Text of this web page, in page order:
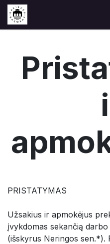
PRISTATYMAS
Užsakius ir apmokėjus
įvykdomas sekančią
(išskyrus Neringos sen.*).